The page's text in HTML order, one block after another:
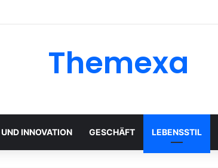
Themexa
INNOVATION GESCHÄFT LEBENSSTIL